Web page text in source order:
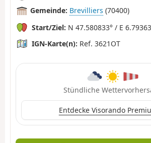
Gemeinde: Brevilliers (70400)
Start/Ziel: N 47.580833° / E
IGN-Karte(n): Ref. 3621OT
Stündliche
Entdecke Visorando